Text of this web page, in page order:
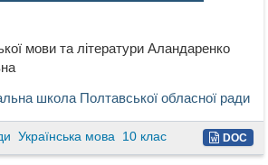
мови та літератури Аландаренко
школа Полтавської обласної ради
Українська мова 10 клас DOC